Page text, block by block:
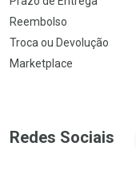
Reembolso
Troca ou Devolução
Marketplace
Redes Sociais